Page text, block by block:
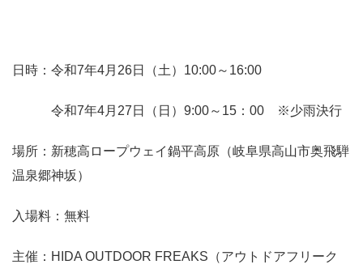
日時：令和7年4月26日（土）10:00～16:00
令和7年4月27日（日）9:00～15：00 ※少雨決行
場所：新穂高ロープウェイ鍋平高原（岐阜県高山市奥飛騨
温泉郷神坂）
入場料：無料
主催：HIDA OUTDOOR FREAKS（アウトドアフリーク